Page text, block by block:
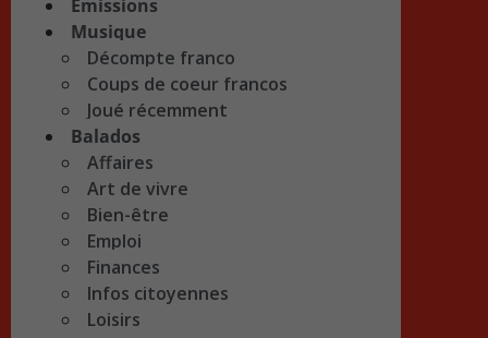
Émissions
Musique
Décompte franco
Coups de coeur francos
Joué récemment
Balados
Affaires
Art de vivre
Bien-être
Emploi
Finances
Infos citoyennes
Loisirs